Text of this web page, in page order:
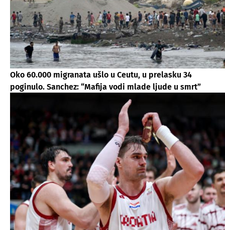
Oko 60.000 migranata ušlo u Ceutu, u prelasku 34
poginulo. Sanchez: “Mafija vodi mlade ljude u smrt”